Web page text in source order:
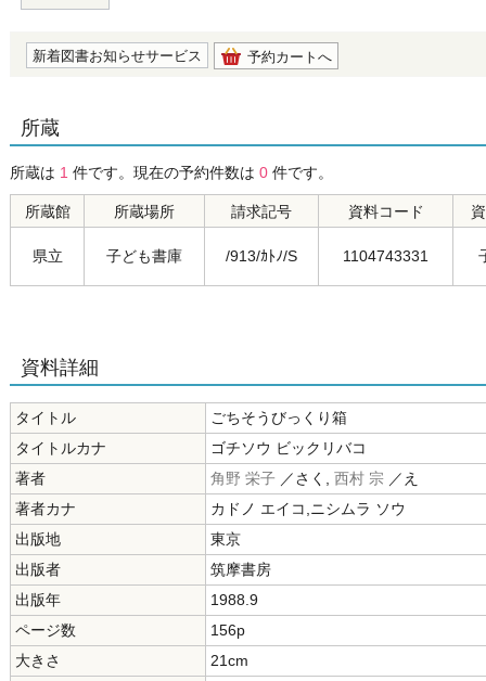
新着図書お知らせサービス 予約カートへ
所蔵
所蔵は 1 件です。現在の予約件数は 0 件です。
所蔵館 所蔵場所 請求記号 資料コード
県立 子ども書庫 /913/ｶﾄﾉ/S 1104743331
資料詳細
タイトル
ごちそうびっくり箱
タイトルカナ
ゴチソウ ビックリバコ
著者
角野 栄子 ／さく, 西村 宗 ／え
著者カナ
カドノ エイコ,ニシムラ ソウ
出版地
東京
出版者
筑摩書房
出版年
1988.9
ページ数
156p
大きさ
21cm